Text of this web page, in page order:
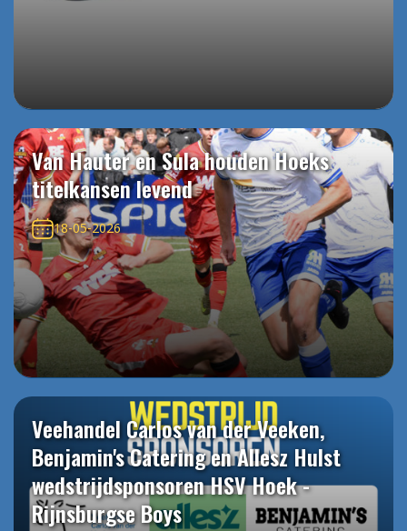
Van Hauter en Sula houden Hoeks
titelkansen levend
18-05-2026
Veehandel Carlos van der Veeken,
Benjamin's Catering en Allesz Hulst
wedstrijdsponsoren HSV Hoek -
Rijnsburgse Boys